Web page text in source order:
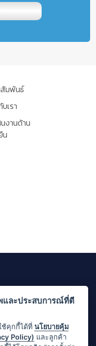
มพันธ์
เรา
งานด้าน
น
(มหาชน)
บางคอแหลม กรุงเทพ
และประสบการณ์ที่ดี
ช้คุกกี้ได้ที่นโยบายคุ้ม
Policy) และลูกค้า